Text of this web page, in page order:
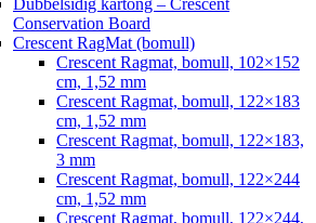
Dubbelsidig kartong – Crescent
Conservation Board
Crescent RagMat (bomull)
Crescent Ragmat, bomull, 102×152
cm, 1,52 mm
Crescent Ragmat, bomull, 122×183
cm, 1,52 mm
Crescent Ragmat, bomull, 122×183,
3 mm
Crescent Ragmat, bomull, 122×244
cm, 1,52 mm
Crescent Ragmat, bomull, 122×244,